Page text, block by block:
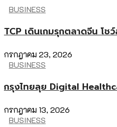
BUSINESS
TCP เดินเกมรุกตลาดจีน โ
กรกฎาคม 23, 2026
BUSINESS
กรุงไทยลุย Digital
กรกฎาคม 13, 2026
BUSINESS